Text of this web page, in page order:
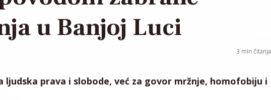
u Banjoj Luci
3 min čitanja
ljudska prava i slobode, već za govor mržnje, homofobiju i